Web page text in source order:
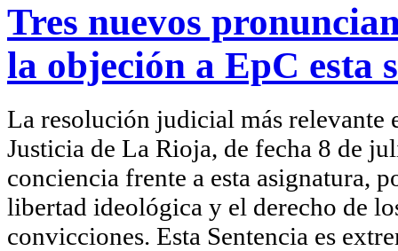
Tres nuevos
la objeción a EpC esta
La resolución judicial más relevante
Justicia de La Rioja, de fecha 8 de
conciencia frente a esta asignatura,
libertad ideológica y el derecho de
convicciones. Esta Sentencia es